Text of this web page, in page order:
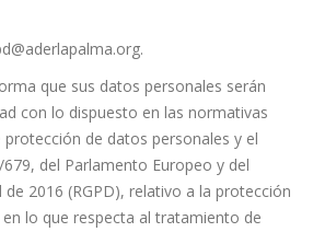
.
que sus datos personales serán
con lo dispuesto en las normativas
de datos personales y el
del Parlamento Europeo y del
2016 (RGPD), relativo a la protección
lo que respecta al tratamiento de